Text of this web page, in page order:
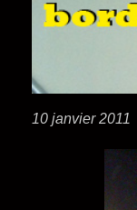
10 janvier 2011